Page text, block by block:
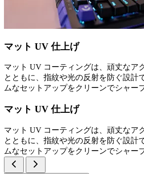
マット UV 仕上げ
マット UV コーティングは、頑丈なア
とともに、指紋や光の反射を防ぐ設計
ムなセットアップをクリーンでシャー
マット UV 仕上げ
マット UV コーティングは、頑丈なア
とともに、指紋や光の反射を防ぐ設計
ムなセットアップをクリーンでシャー